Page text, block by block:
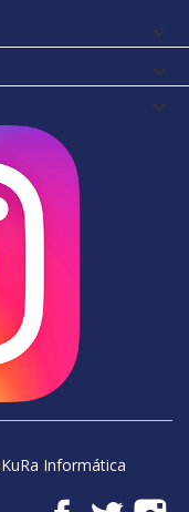


Informática